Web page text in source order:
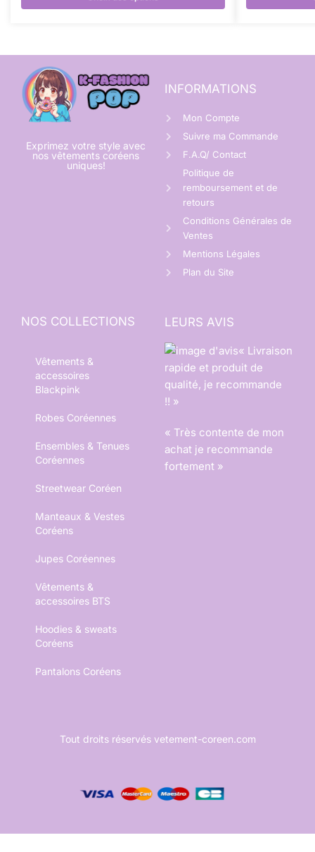
Exprimez votre style avec
nos vêtements coréens
uniques!
INFORMATIONS
Mon Compte
Suivre ma Commande
F.A.Q/ Contact
Politique de
remboursement et de
retours
Conditions Générales de
Ventes
Mentions Légales
Plan du Site
NOS COLLECTIONS
Vêtements &
accessoires
Blackpink
Robes Coréennes
Ensembles & Tenues
Coréennes
Streetwear Coréen
Manteaux & Vestes
Coréens
Jupes Coréennes
Vêtements &
accessoires BTS
Hoodies & sweats
Coréens
Pantalons Coréens
LEURS AVIS
« Livraison
rapide et produit de
qualité, je recommande
!! »
« Très contente de mon
achat je recommande
fortement »
Tout droits réservés vetement-coreen.com